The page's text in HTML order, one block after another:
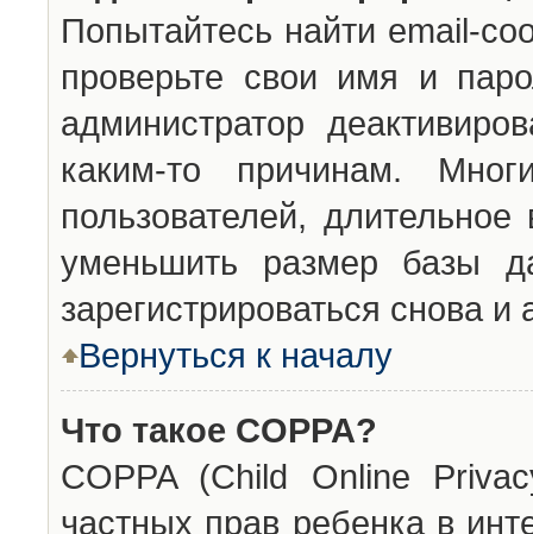
Попытайтесь найти email-
проверьте свои имя и
администратор
каким-то причинам.
пользователей,
уменьшить размер базы
зарегистрироваться снова и
Вернуться к началу
Что такое COPPA?
COPPA (Child Online
частных прав ребенка в